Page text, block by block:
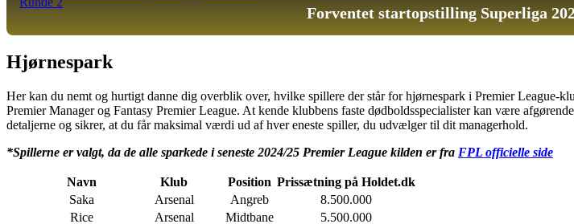
Forventet startopstillingSuperliga
Hjørnespark
Her kan du nemt og hurtigt danne dig overblik over, hvilke spillere der står for hjørnespark i Premier League-
Premier Manager og Fantasy Premier League. At kende klubbens faste dødboldsspecialister kan være
detaljerne og sikrer, at du får maksimal værdi ud af hver eneste spiller, du udvælger til dit managerhold.
*Spillerne er valgt, da de alle sparkede i seneste 2024/25 Premier League kilden er fra FPL officielle side
Navn Klub Position Prissætning på Holdet.dk
Saka
Arsenal Angreb
8.500.000
Rice
Arsenal Midtbane
5.500.000